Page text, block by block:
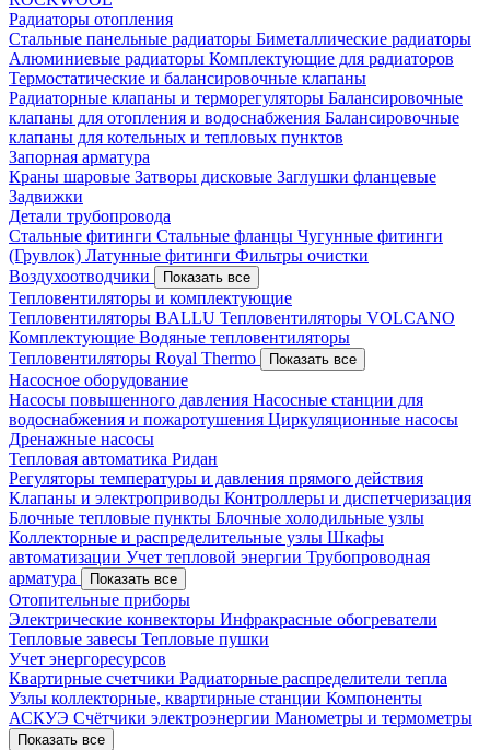
Радиаторы отопления
Стальные панельные радиаторы Биметаллические радиаторы
Алюминиевые радиаторы Комплектующие для радиаторов
Термостатические и балансировочные клапаны
Радиаторные клапаны и терморегуляторы Балансировочные
клапаны для отопления и водоснабжения Балансировочные
клапаны для котельных и тепловых пунктов
Запорная арматура
Краны шаровые Затворы дисковые Заглушки фланцевые
Задвижки
Детали трубопровода
Стальные фитинги Стальные фланцы Чугунные фитинги
(Грувлок) Латунные фитинги Фильтры очистки
Воздухоотводчики
Показать все
Тепловентиляторы и комплектующие
Тепловентиляторы BALLU Тепловентиляторы VOLCANO
Комплектующие Водяные тепловентиляторы
Тепловентиляторы Royal Thermo
Показать все
Насосное оборудование
Насосы повышенного давления Насосные станции для
водоснабжения и пожаротушения Циркуляционные насосы
Дренажные насосы
Тепловая автоматика Ридан
Регуляторы температуры и давления прямого действия
Клапаны и электроприводы Контроллеры и диспетчеризация
Блочные тепловые пункты Блочные холодильные узлы
Коллекторные и распределительные узлы Шкафы
автоматизации Учет тепловой энергии Трубопроводная
арматура
Показать все
Отопительные приборы
Электрические конвекторы Инфракрасные обогреватели
Тепловые завесы Тепловые пушки
Учет энергоресурсов
Квартирные счетчики Радиаторные распределители тепла
Узлы коллекторные, квартирные станции Компоненты
АСКУЭ Счётчики электроэнергии Манометры и термометры
Показать все